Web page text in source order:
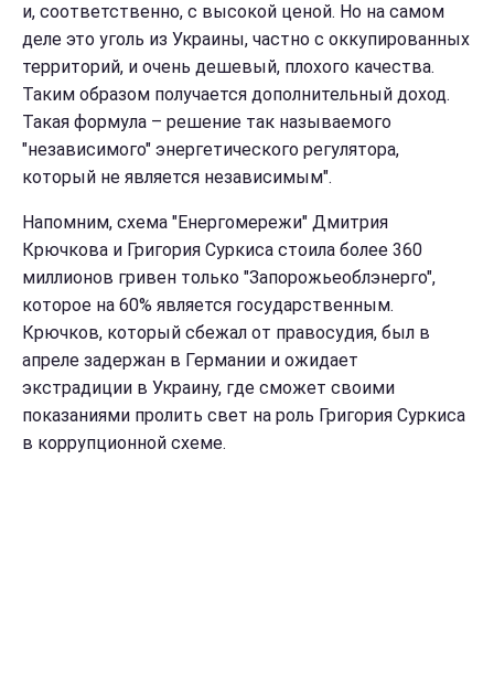
и, соответственно, с высокой ценой. Но на самом
деле это уголь из Украины, частно с оккупированных
территорий, и очень дешевый, плохого качества.
Таким образом получается дополнительный доход.
Такая формула – решение так называемого
"независимого" энергетического регулятора,
который не является независимым".
Напомним, схема "Енергомережи" Дмитрия
Крючкова и Григория Суркиса стоила более 360
миллионов гривен только "Запорожьеоблэнерго",
которое на 60% является государственным.
Крючков, который сбежал от правосудия, был в
апреле задержан в Германии и ожидает
экстрадиции в Украину, где сможет своими
показаниями пролить свет на роль Григория Суркиса
в коррупционной схеме.